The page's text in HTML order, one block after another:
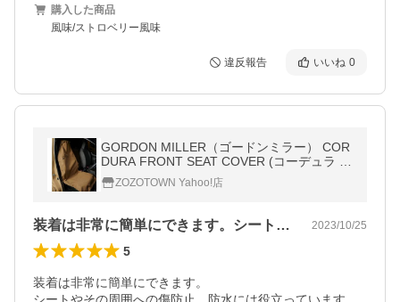
購入した商品
風味/ストロベリー風味
違反報告 いいね 0
GORDON MILLER（ゴードンミラー） COR
DURA FRONT SEAT COVER (コーデュラ フ
ロント シートカバー)
ZOZOTOWN Yahoo!店
装着は非常に簡単にできます。シートやそ… 2023/10/25
5
装着は非常に簡単にできます。